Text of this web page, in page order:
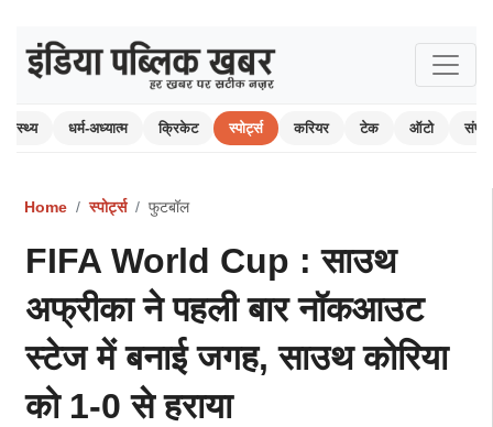
स्वास्थ्य धर्म-अध्यात्म क्रिकेट स्पोर्ट्स करियर टेक ऑटो
Home स्पोर्ट्स फुटबॉल
FIFA World Cup : साउथ
अफ्रीका ने पहली बार नॉकआउट
स्टेज में बनाई जगह, साउथ कोरिया
को 1-0 से हराया